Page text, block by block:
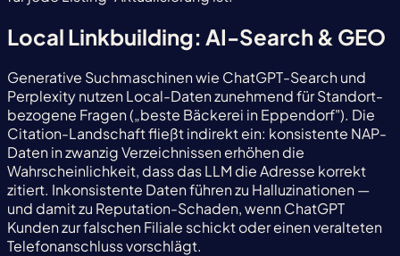
Local Linkbuilding: AI-Search & GEO
Generative Suchmaschinen wie ChatGPT-Search und
Perplexity nutzen Local-Daten zunehmend für Standort-
bezogene Fragen („beste Bäckerei in Eppendorf"). Die
Citation-Landschaft fließt indirekt ein: konsistente NAP-
Daten in zwanzig Verzeichnissen erhöhen die
Wahrscheinlichkeit, dass das LLM die Adresse korrekt
zitiert. Inkonsistente Daten führen zu Halluzinationen —
und damit zu Reputation-Schaden, wenn ChatGPT
Kunden zur falschen Filiale schickt oder einen veralteten
Telefonanschluss vorschlägt.